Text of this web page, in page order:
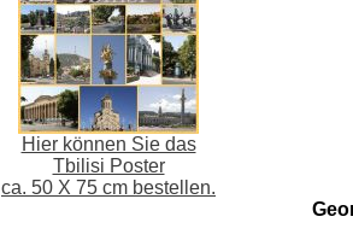
Hier können Sie das
Tbilisi Poster
ca. 50 X 75 cm bestellen.